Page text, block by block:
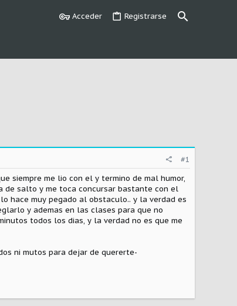
Acceder Registrarse
#1
siempre me lio con el y termino de mal humor,
de salto y me toca concursar bastante con el
hace muy pegado al obstaculo.. y la verdad es
y ademas en las clases para que no
todos los dias, y la verdad no es que me
ni mutos para dejar de quererte-